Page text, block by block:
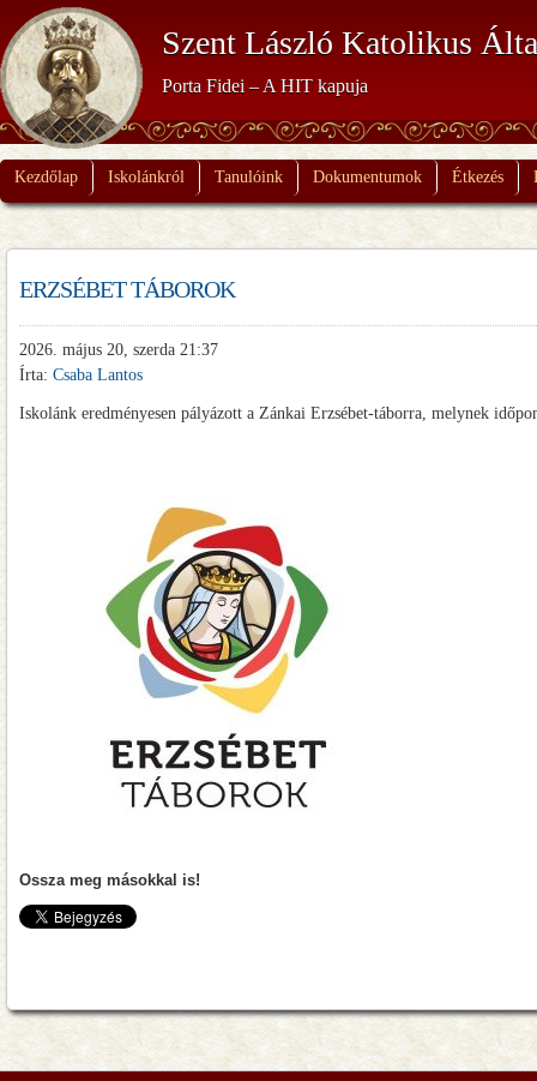
Szent László Katolikus
Porta Fidei – A HIT kapuja
Kezdőlap Iskolánkról Tanulóink Dokumentumok Étkezés
ERZSÉBET TÁBOROK
2026. május 20, szerda 21:37
Írta: Csaba Lantos
Iskolánk eredményesen pályázott a Zánkai Erzsébet-táborra, melynek
Ossza meg másokkal is!